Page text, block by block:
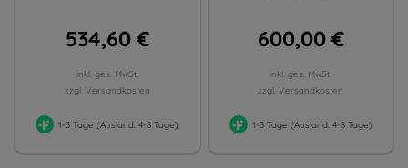
534,60 €
inkl. ges. MwSt.
zzgl. Versandkosten
1-3 Tage (Ausland: 4-8 Tage)
600,00 €
inkl. ges. MwSt.
zzgl. Versandkosten
1-3 Tage (Ausland: 4-8 Tage)